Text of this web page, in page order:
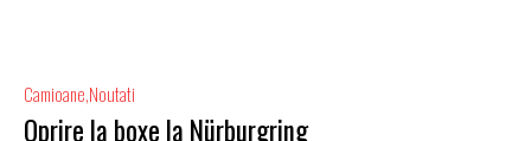
Camioane Noutati
Oprire la boxe la Nürburgring